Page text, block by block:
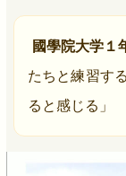
國學院大学１
たちと練習す
ると感じる」